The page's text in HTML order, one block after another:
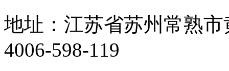
地址：江苏省苏州常熟
4006-598-119